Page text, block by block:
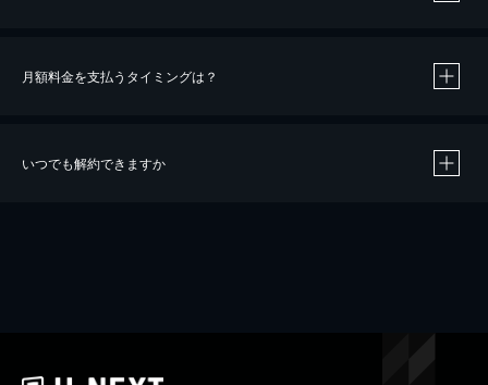
※40％ポイント還元の対象は、クレジットカード決済による作品の購入 / レンタルです。
iOSアプリのUコイン決済による作品の購入 / レンタルは、20％のポイント還元です。
月額料金を支払うタイミングは？
いつでも解約できますか